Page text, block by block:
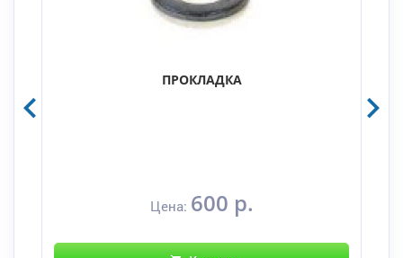
ПРОКЛАДКА
Цена: 600 р.